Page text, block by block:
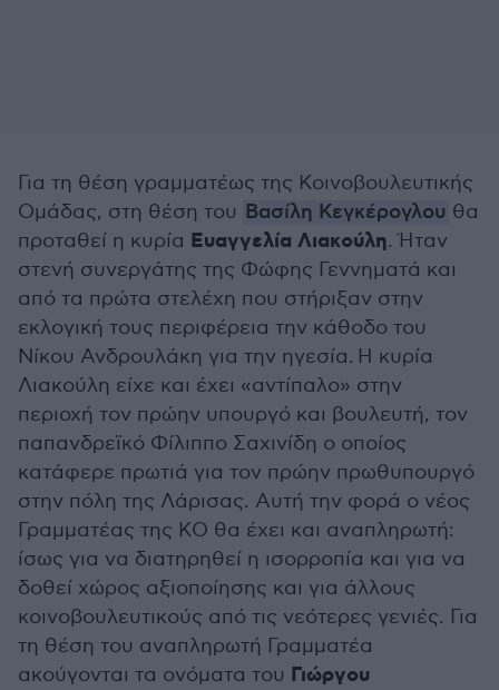
Για τη θέση γραμματέως της Κοινοβουλευτικής
Ομάδας, στη θέση του Βασίλη Κεγκέρογλου θα
προταθεί η κυρία Ευαγγελία Λιακούλη.Ήταν
στενή συνεργάτης της Φώφης Γεννηματά και
από τα πρώτα στελέχη που στήριξαν στην
εκλογική τους περιφέρεια την κάθοδο του
Νίκου Ανδρουλάκη για την ηγεσία. Η κυρία
Λιακούλη είχε και έχει «αντίπαλο» στην
περιοχή τον πρώην υπουργό και βουλευτή, τον
παπανδρεϊκό Φίλιππο Σαχινίδη ο οποίος
κατάφερε πρωτιά για τον πρώην πρωθυπουργό
στην πόλη της Λάρισας. Αυτή την φορά ο νέος
Γραμματέας της ΚΟ θα έχει και αναπληρωτή:
ίσως για να διατηρηθεί η ισορροπία και για να
δοθεί χώρος αξιοποίησης και για άλλους
κοινοβουλευτικούς από τις νεότερες γενιές. Για
τη θέση του αναπληρωτή Γραμματέα
ακούγονται τα ονόματα του Γιώργου